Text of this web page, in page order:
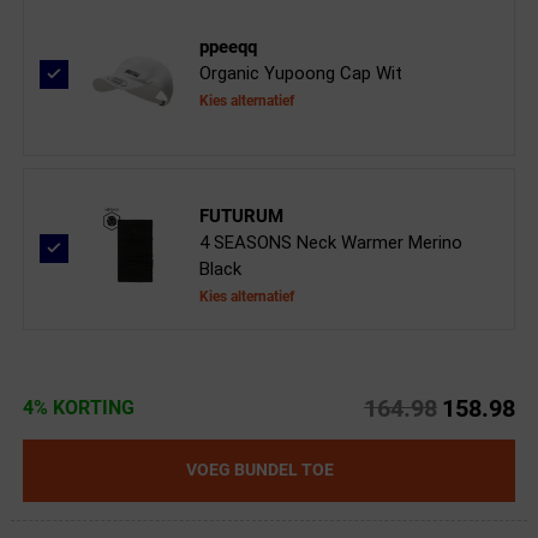
ppeeqq
Organic Yupoong Cap Wit
Kies alternatief
FUTURUM
4 SEASONS Neck Warmer Merino
Black
Kies alternatief
4% KORTING 164.98 158.98
VOEG BUNDEL TOE